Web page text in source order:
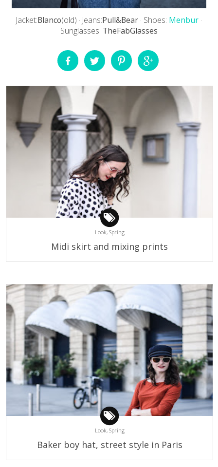
Jacket:Blanco(old) · Jeans:Pull&Bear · Shoes: Menbur ·
Sunglasses: TheFabGlasses
Look, Spring
Midi skirt and mixing prints
Look, Spring
Baker boy hat, street style in Paris